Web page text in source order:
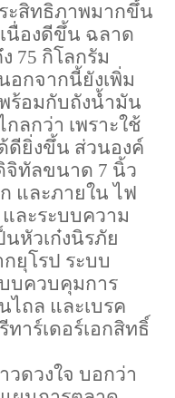
ะสิทธิภาพมากขึ้น
นื่องดีขึ้น ฉลาด
75 กิโลกรัม
กจากนี้ยังเพิ่ม
ร้อมกับถังน้ำมัน
ลกว่า เพราะใช้
ดียิ่งขึ้น ส่วนองค์
จิทัลขนาด 7 นิ้ว
และภายใน ไฟ
ละระบบความ
หัวเก๋งนิรภัย
ยุโรป ระบบ
บควบคุมการ
ไถล และเบรค
าร์เดอร์เอกสิทธิ์
ดวงใจ บอกว่า